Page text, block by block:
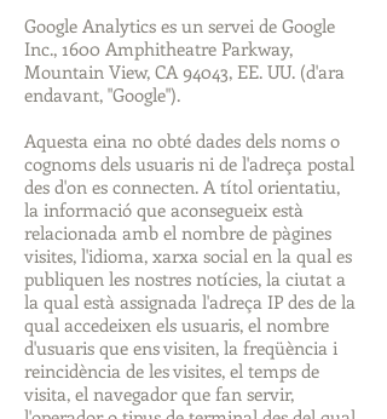
Google Analytics es un servei de Google
Inc., 1600 Amphitheatre Parkway,
Mountain View, CA 94043, EE. UU. (d'ara
endavant, "Google").
Aquesta eina no obté dades dels noms o
cognoms dels usuaris ni de l'adreça postal
des d'on es connecten. A títol orientatiu,
la informació que aconsegueix està
relacionada amb el nombre de pàgines
visites, l'idioma, xarxa social en la qual es
publiquen les nostres notícies, la ciutat a
la qual està assignada l'adreça IP des de la
qual accedeixen els usuaris, el nombre
d'usuaris que ens visiten, la freqüència i
reincidència de les visites, el temps de
visita, el navegador que fan servir,